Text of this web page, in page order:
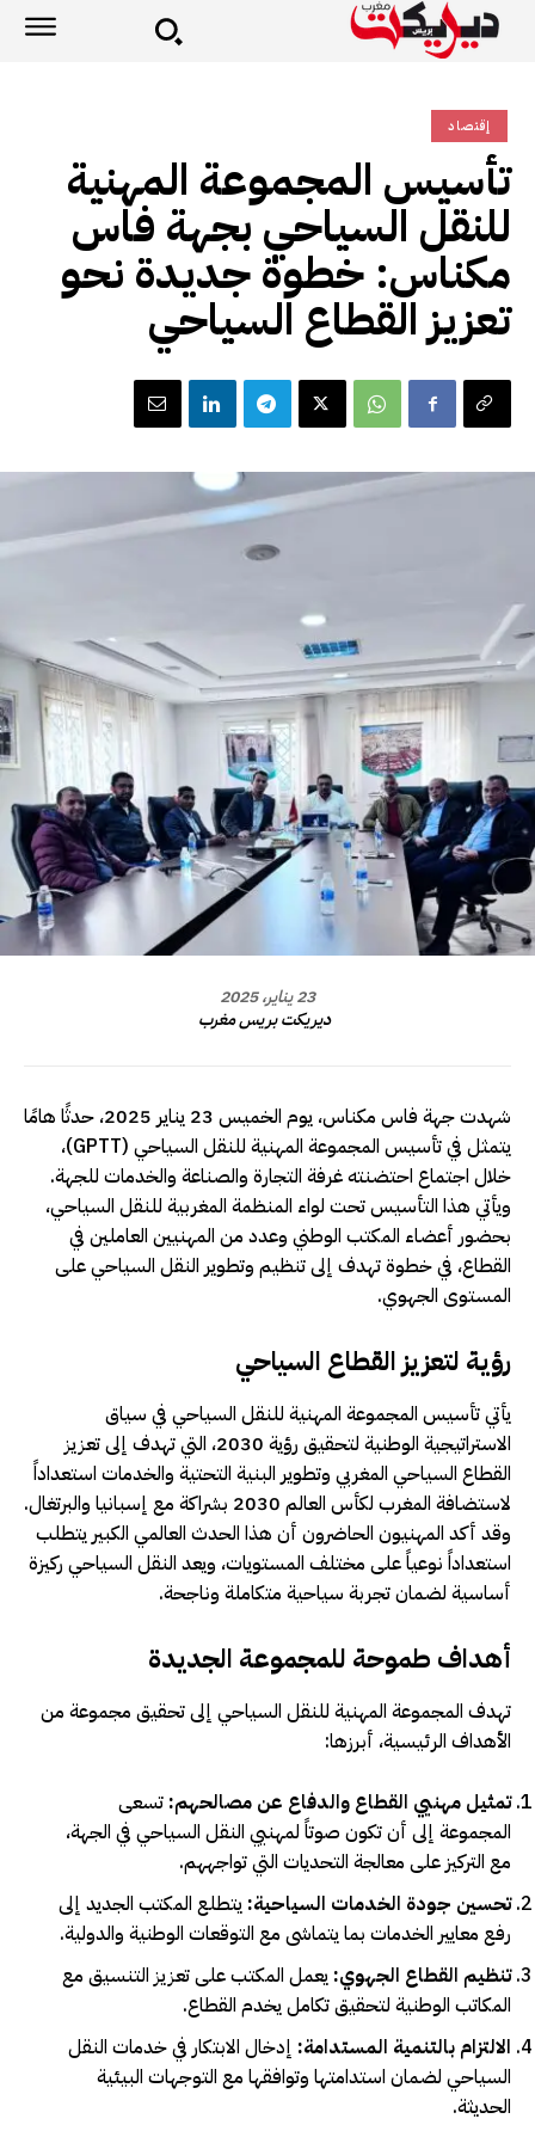
إقتصاد
تأسيس المجموعة المهنية
للنقل السياحي بجهة فاس
مكناس: خطوة جديدة نحو
تعزيز القطاع السياحي
23 يناير، 2025
ديريكت بريس مغرب
شهدت جهة فاس مكناس، يوم الخميس 23 يناير 2025، حدثًا هامًا
يتمثل في تأسيس المجموعة المهنية للنقل السياحي (GPTT)،
خلال اجتماع احتضنته غرفة التجارة والصناعة والخدمات للجهة.
ويأتي هذا التأسيس تحت لواء المنظمة المغربية للنقل السياحي،
بحضور أعضاء المكتب الوطني وعدد من المهنيين العاملين في
القطاع، في خطوة تهدف إلى تنظيم وتطوير النقل السياحي على
المستوى الجهوي.
رؤية لتعزيز القطاع السياحي
يأتي تأسيس المجموعة المهنية للنقل السياحي في سياق
الاستراتيجية الوطنية لتحقيق رؤية 2030، التي تهدف إلى تعزيز
القطاع السياحي المغربي وتطوير البنية التحتية والخدمات استعداداً
لاستضافة المغرب لكأس العالم 2030 بشراكة مع إسبانيا والبرتغال.
وقد أكد المهنيون الحاضرون أن هذا الحدث العالمي الكبير يتطلب
استعداداً نوعياً على مختلف المستويات، ويعد النقل السياحي ركيزة
أساسية لضمان تجربة سياحية متكاملة وناجحة.
أهداف طموحة للمجموعة الجديدة
تهدف المجموعة المهنية للنقل السياحي إلى تحقيق مجموعة من
الأهداف الرئيسية، أبرزها:
تمثيل مهنيي القطاع والدفاع عن مصالحهم: تسعى
المجموعة إلى أن تكون صوتاً لمهنيي النقل السياحي في الجهة،
مع التركيز على معالجة التحديات التي تواجههم.
تحسين جودة الخدمات السياحية: يتطلع المكتب الجديد إلى
رفع معايير الخدمات بما يتماشى مع التوقعات الوطنية والدولية.
تنظيم القطاع الجهوي: يعمل المكتب على تعزيز التنسيق مع
المكاتب الوطنية لتحقيق تكامل يخدم القطاع.
الالتزام بالتنمية المستدامة: إدخال الابتكار في خدمات النقل
السياحي لضمان استدامتها وتوافقها مع التوجهات البيئية
الحديثة.